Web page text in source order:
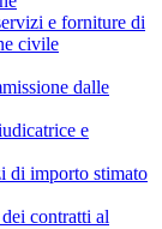
e forniture di
civile
dalle
e
di importo stimato
contratti al